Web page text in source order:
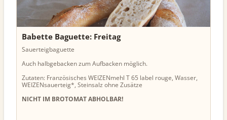
Babette Baguette: Freitag
Sauerteigbaguette
Auch halbgebacken zum Aufbacken möglich.
Zutaten: Französisches WEIZENmehl T 65 label rouge, Wasser,
WEIZENsauerteig*, Steinsalz ohne Zusätze
NICHT IM BROTOMAT ABHOLBAR!